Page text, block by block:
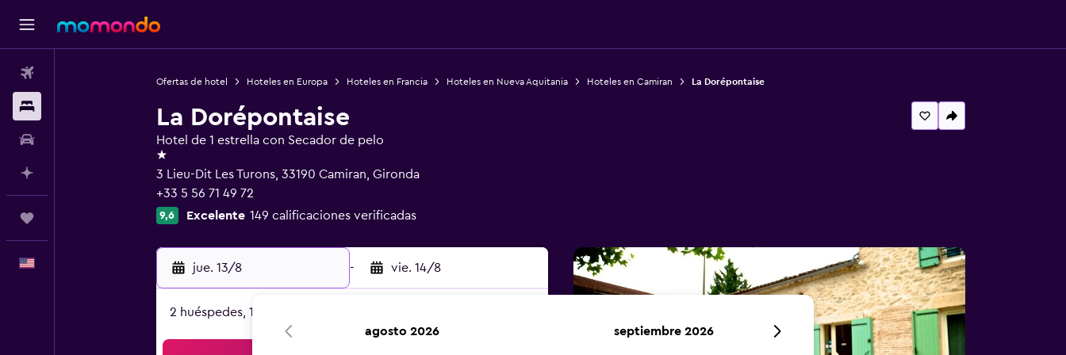
Ofertas de hotel Hoteles en Europa Hoteles en Francia Hoteles en Nueva Aquitania Hoteles en Camiran La Dorépontaise
La Dorépontaise
Hotel de 1 estrella con Secador de pelo
1 estrella
3 Lieu-Dit Les Turons, 33190 Camiran, Gironda
+33 5 56 71 49 72
9,6 Excelente 149 calificaciones verificadas
jue. 13/8 - vie. 14/8
2 huéspedes, 1 habitación
agosto 2026 septiembre 2026